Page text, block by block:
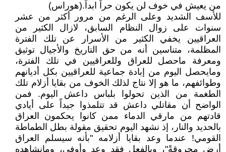
من يعيش في خوف لن يكون حراً ابداً.(هوراس)
للأسف الشديد وعلى الرغم من مرور أكثر من عشر
سنوات على زوال النظام السابق، لازال الكثير من
العراقيين يخفي الكثير من الأسرار عن تلك الفترة
المظلمة، متناسين أنه من حق التاريخ والأجيال توثيق
ومعرفة ماحصل للعراق وللعراقيين في تلك الفترة،
ومايحصل اليوم من إبادة جماعية للعراقيين بكل أديانهم
وطوائفهم، ما هو إلا نتاج لذلك الخوف من بقايا أزلام تلك
الطغمة من الذين تحولوا بلباس داعش اليوم. فمن
الواضح أن مقاتلي داعش قد تتلمذوا جيداً على أيادي
قادتهم من مارقي الدماء ممن كانوا يحكمون العراق
بالحديد والنار، إذ نشهد اليوم تحقيق مقولة بطل الطماطة
القومي! عندما وعد بقايا أزلامه "بأنه سيسلم العراق
أرض محروقةً"، وبالفعل فقد وعد وأوفى، ومانشاهده